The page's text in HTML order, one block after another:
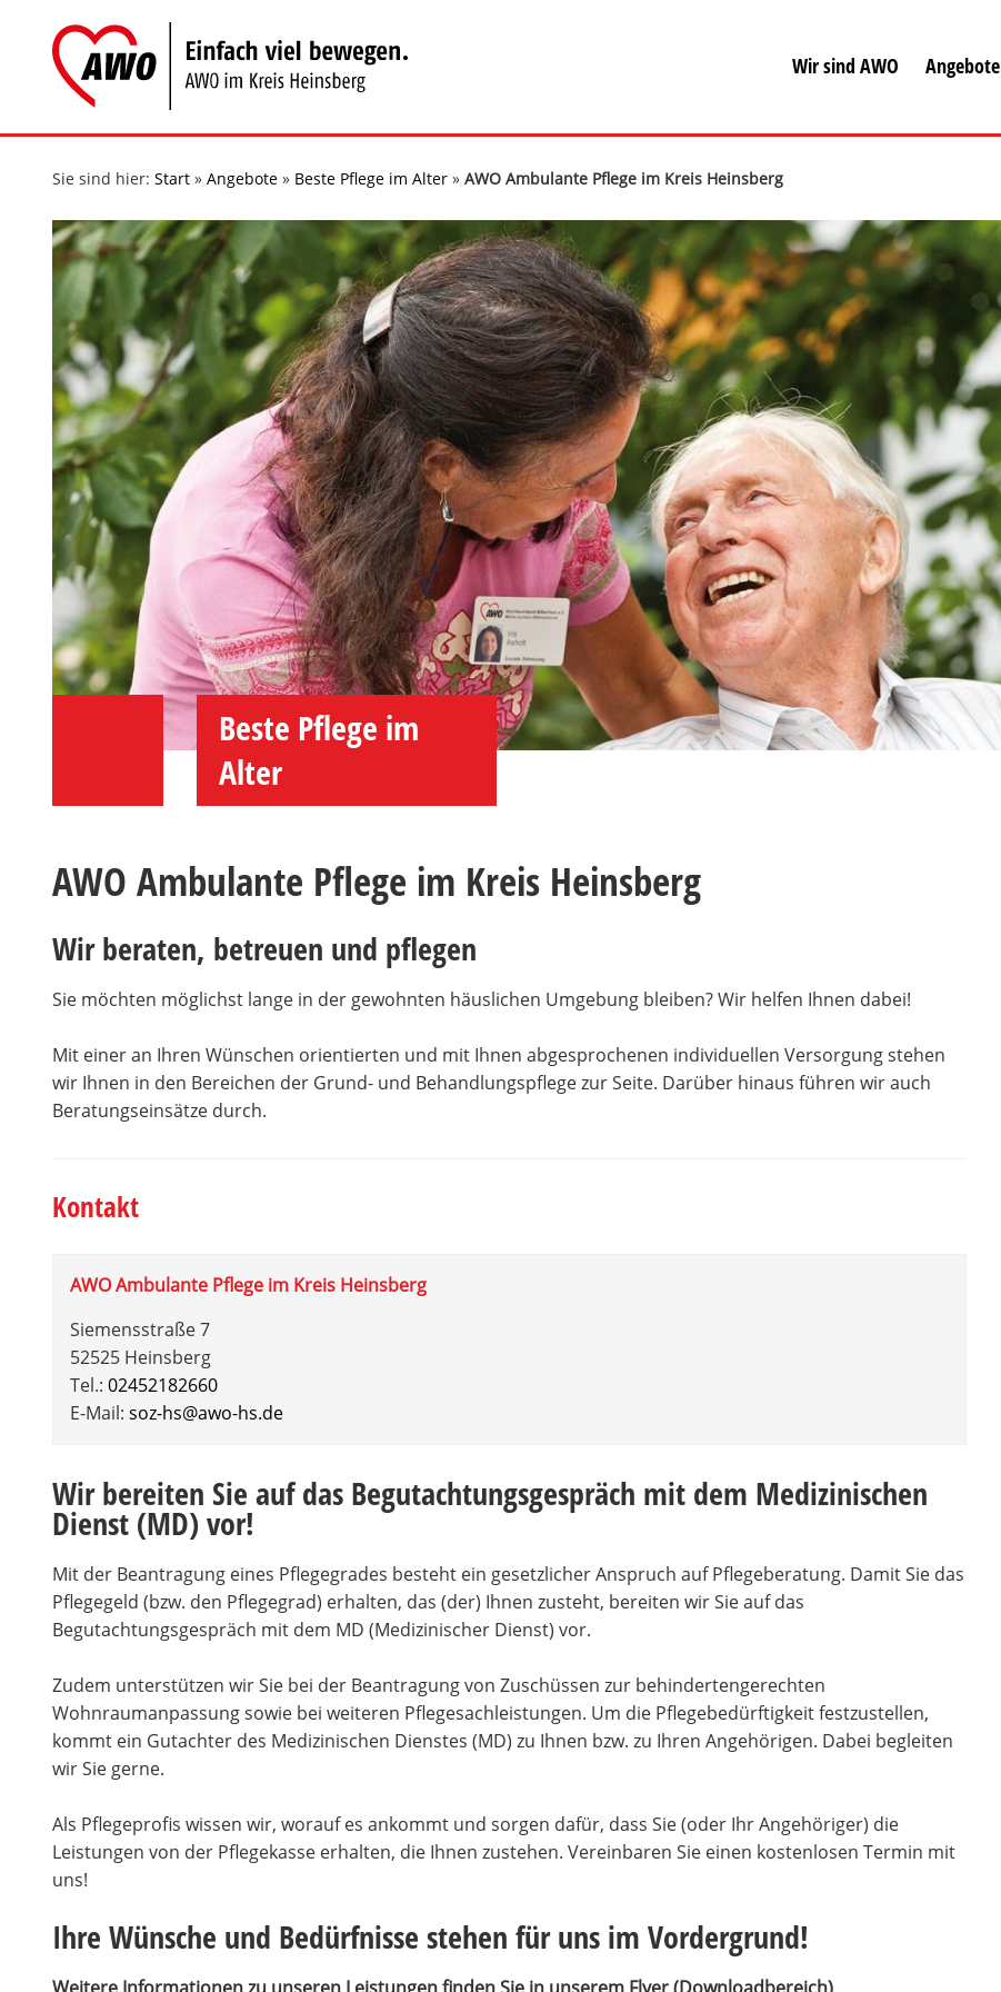
springen
Wir sind AWO Angebote
Sie sind hier: Start » Angebote » Beste Pflege im Alter » AWO Ambulante Pflege im Kreis Heinsberg
Beste Pflege im
Alter
AWO Ambulante Pflege im Kreis Heinsberg
Wir beraten, betreuen und pflegen
Sie möchten möglichst lange in der gewohnten häuslichen Umgebung bleiben? Wir helfen Ihnen dabei!
Mit einer an Ihren Wünschen orientierten und mit Ihnen abgesprochenen individuellen Versorgung stehen
wir Ihnen in den Bereichen der Grund- und Behandlungspflege zur Seite. Darüber hinaus führen wir auch
Beratungseinsätze durch.
Kontakt
AWO Ambulante Pflege im Kreis Heinsberg
Siemensstraße 7
52525 Heinsberg
Tel.: 02452182660
E-Mail: soz-hs@awo-hs.de
Wir bereiten Sie auf das Begutachtungsgespräch mit dem Medizinischen
Dienst (MD) vor!
Mit der Beantragung eines Pflegegrades besteht ein gesetzlicher Anspruch auf Pflegeberatung. Damit Sie das
Pflegegeld (bzw. den Pflegegrad) erhalten, das (der) Ihnen zusteht, bereiten wir Sie auf das
Begutachtungsgespräch mit dem MD (Medizinischer Dienst) vor.
Zudem unterstützen wir Sie bei der Beantragung von Zuschüssen zur behindertengerechten
Wohnraumanpassung sowie bei weiteren Pflegesachleistungen. Um die Pflegebedürftigkeit festzustellen,
kommt ein Gutachter des Medizinischen Dienstes (MD) zu Ihnen bzw. zu Ihren Angehörigen. Dabei begleiten
wir Sie gerne.
Als Pflegeprofis wissen wir, worauf es ankommt und sorgen dafür, dass Sie (oder Ihr Angehöriger) die
Leistungen von der Pflegekasse erhalten, die Ihnen zustehen. Vereinbaren Sie einen kostenlosen Termin mit
uns!
Ihre Wünsche und Bedürfnisse stehen für uns im Vordergrund!